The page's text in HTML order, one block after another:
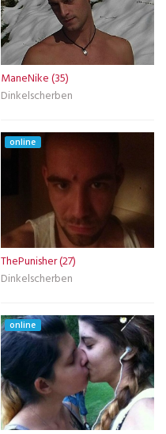
ManeNike (35)
Dinkelscherben
online
ThePunisher (27)
Dinkelscherben
online